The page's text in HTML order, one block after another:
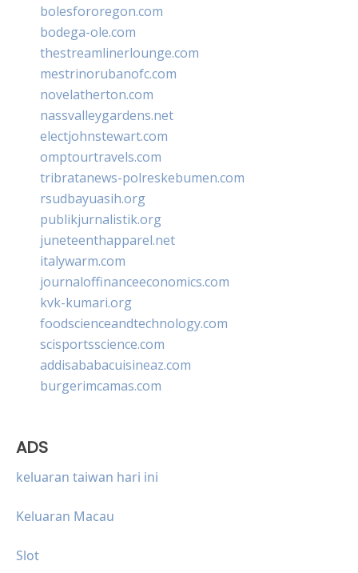
bolesfororegon.com
bodega-ole.com
thestreamlinerlounge.com
mestrinorubanofc.com
novelatherton.com
nassvalleygardens.net
electjohnstewart.com
omptourtravels.com
tribratanews-polreskebumen.com
rsudbayuasih.org
publikjurnalistik.org
juneteenthapparel.net
italywarm.com
journaloffinanceeconomics.com
kvk-kumari.org
foodscienceandtechnology.com
scisportsscience.com
addisababacuisineaz.com
burgerimcamas.com
ADS
keluaran taiwan hari ini
Keluaran Macau
Slot